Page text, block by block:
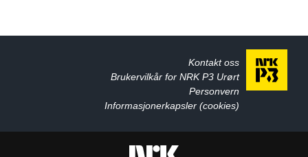
Kontakt oss
Brukervilkår for NRK P3 Urørt
Personvern
Informasjonerkapsler (cookies)